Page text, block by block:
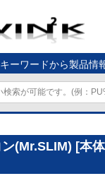
キーワードから製品情
(Mr.SLIM) [本